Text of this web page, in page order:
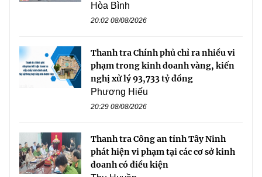
Hòa Bình
20:02 08/08/2026
Thanh tra Chính phủ chỉ ra nhiều vi
phạm trong kinh doanh vàng, kiến
nghị xử lý 93,733 tỷ đồng
Phương Hiếu
20:29 08/08/2026
Thanh tra Công an tỉnh Tây Ninh
phát hiện vi phạm tại các cơ sở kinh
doanh có điều kiện